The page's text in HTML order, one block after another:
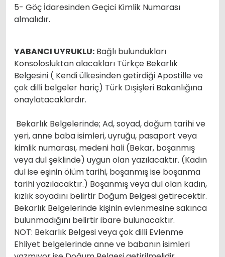
5- Göç İdaresinden Geçici Kimlik Numarası
almalıdır.
YABANCI UYRUKLU: Bağlı bulundukları
Konsolosluktan alacakları Türkçe Bekarlık
Belgesini ( Kendi ülkesinden getirdiği Apostille ve
çok dilli belgeler hariç) Türk Dışişleri Bakanlığına
onaylatacaklardır.
Bekarlık Belgelerinde; Ad, soyad, doğum tarihi ve
yeri, anne baba isimleri, uyruğu, pasaport veya
kimlik numarası, medeni hali (Bekar, boşanmış
veya dul şeklinde) uygun olan yazılacaktır. (Kadın
dul ise eşinin ölüm tarihi, boşanmış ise boşanma
tarihi yazılacaktır.) Boşanmış veya dul olan kadın,
kızlık soyadını belirtir Doğum Belgesi getirecektir.
Bekarlık Belgelerinde kişinin evlenmesine sakınca
bulunmadığını belirtir ibare bulunacaktır.
NOT: Bekarlık Belgesi veya çok dilli Evlenme
Ehliyet belgelerinde anne ve babanın isimleri